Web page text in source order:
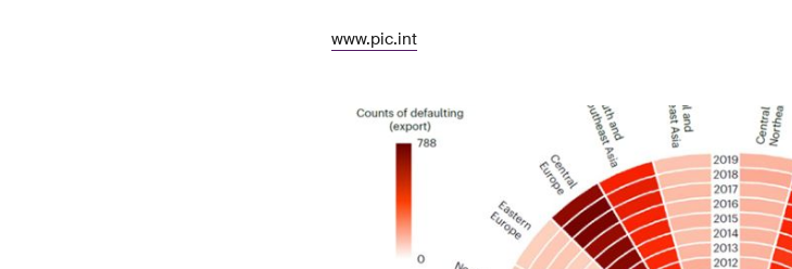
www.pic.int